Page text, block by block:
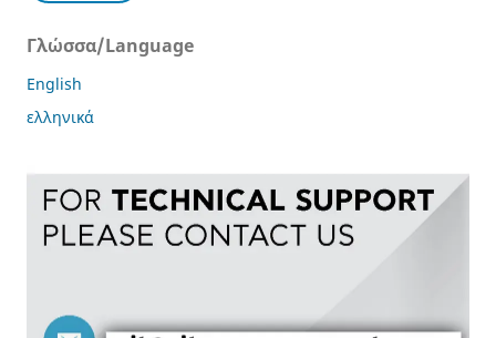
Γλώσσα/Language
English
ελληνικά